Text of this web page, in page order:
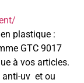
plastique :
GTC 9017
à vos articles.
anti-uv et ou